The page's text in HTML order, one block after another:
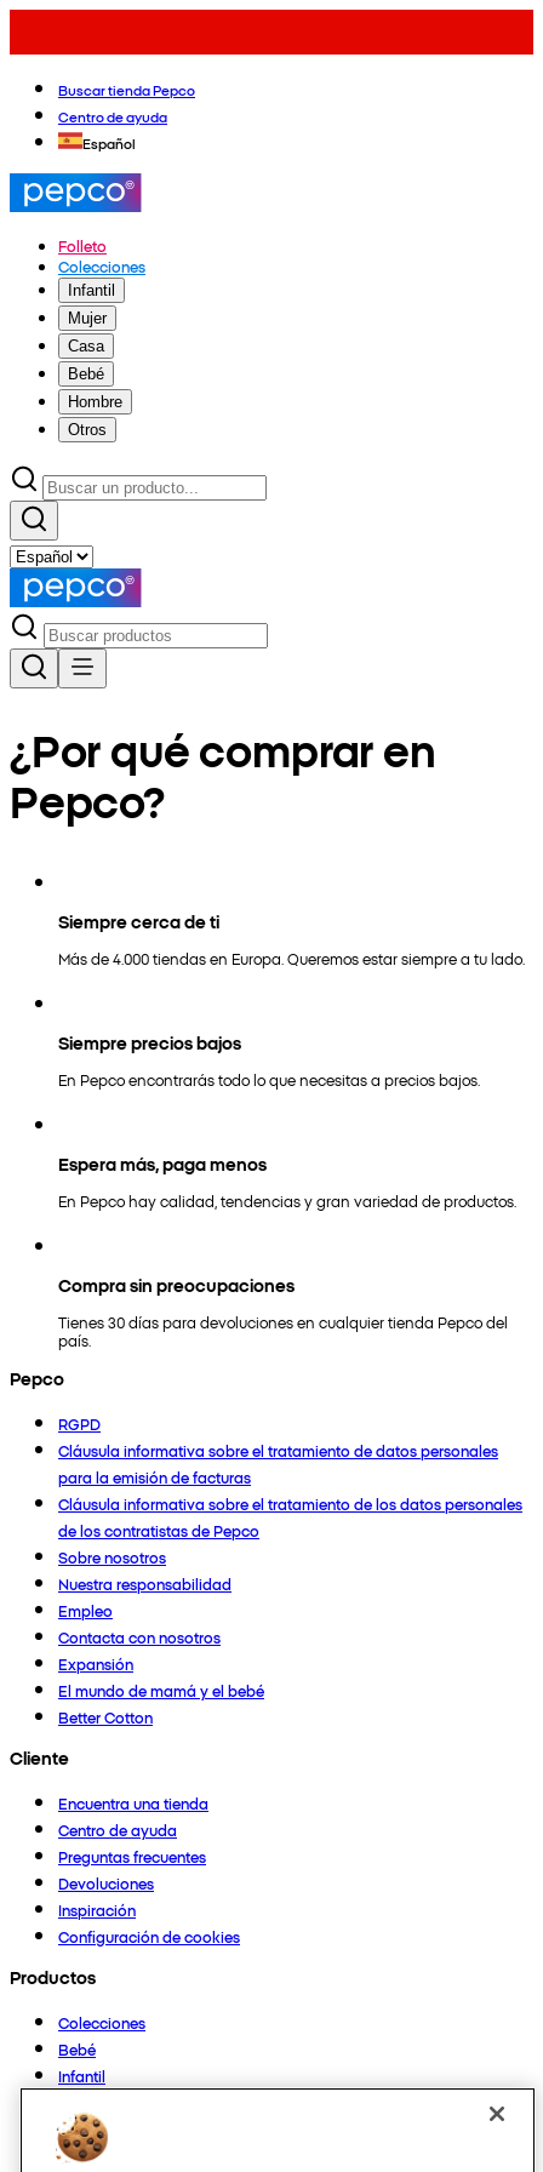
Buscar tienda Pepco
Centro de ayuda
Español
Folleto
Colecciones
Infantil
Mujer
Casa
Bebé
Hombre
Otros
¿Por qué comprar en
Pepco?
Siempre cerca de ti
Más de 4.000 tiendas en Europa. Queremos estar siempre a tu lado.
Siempre precios bajos
En Pepco encontrarás todo lo que necesitas a precios bajos.
Espera más, paga menos
En Pepco hay calidad, tendencias y gran variedad de productos.
Compra sin preocupaciones
Tienes 30 días para devoluciones en cualquier tienda Pepco del
país.
Pepco
RGPD
Cláusula informativa sobre el tratamiento de datos personales
para la emisión de facturas
Cláusula informativa sobre el tratamiento de los datos personales
de los contratistas de Pepco
Sobre nosotros
Nuestra responsabilidad
Empleo
Contacta con nosotros
Expansión
El mundo de mamá y el bebé
Better Cotton
Cliente
Encuentra una tienda
Centro de ayuda
Preguntas frecuentes
Devoluciones
Inspiración
Configuración de cookies
Productos
Colecciones
Bebé
Infantil
Mujer
Hombre